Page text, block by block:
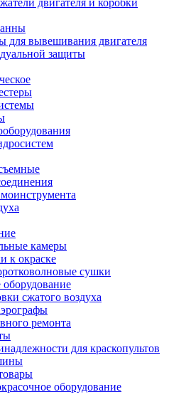
двигателя и коробки
для вывешивания двигателя
защиты
камеры
к окраске
сушки
сжатого воздуха
ремонта
для краскопультов
оборудование